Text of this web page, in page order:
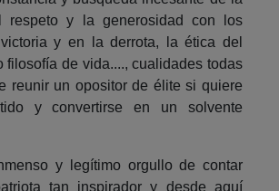
respeto y la generosidad con los
y en la derrota, la ética del
filosofía de vida...., cualidades todas
reunir un opositor de élite si quiere
y convertirse en un solvente
y legítimo orgullo de contar
tan inspirador y desde aquí